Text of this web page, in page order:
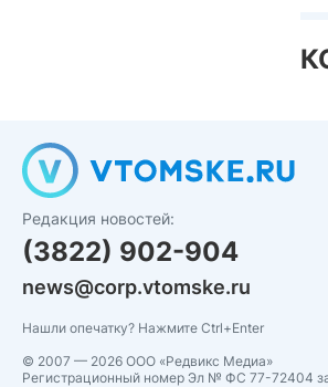
Редакция новостей:
(3822) 902-904
news@corp.vtomske.ru
Нашли опечатку? Нажмите Ctrl+Enter
© 2007 — 2026 ООО «Редвикс Медиа»
Регистрационный номер Эл № ФС 77-72404